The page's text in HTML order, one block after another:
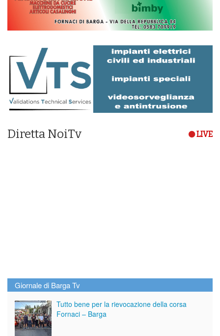
Diretta NoiTv LIVE
Giornale di Barga Tv
Tutto bene per la rievocazione della corsa
Fornaci – Barga